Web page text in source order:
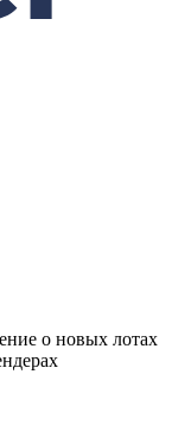
о новых лотах